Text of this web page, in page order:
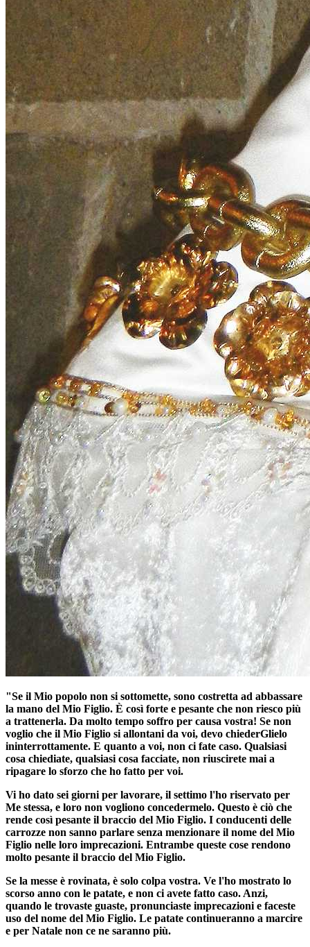
"Se il Mio popolo non si sottomette, sono costretta ad abbassare
la mano del Mio Figlio. È così forte e pesante che non riesco più
a trattenerla. Da molto tempo soffro per causa vostra! Se non
voglio che il Mio Figlio si allontani da voi, devo chiederGlielo
ininterrottamente. E quanto a voi, non ci fate caso. Qualsiasi
cosa chiediate, qualsiasi cosa facciate, non riuscirete mai a
ripagare lo sforzo che ho fatto per voi.
Vi ho dato sei giorni per lavorare, il settimo l'ho riservato per
Me stessa, e loro non vogliono concedermelo. Questo è ciò che
rende così pesante il braccio del Mio Figlio. I conducenti delle
carrozze non sanno parlare senza menzionare il nome del Mio
Figlio nelle loro imprecazioni. Entrambe queste cose rendono
molto pesante il braccio del Mio Figlio.
Se la messe è rovinata, è solo colpa vostra. Ve l'ho mostrato lo
scorso anno con le patate, e non ci avete fatto caso. Anzi,
quando le trovaste guaste, pronunciaste imprecazioni e faceste
uso del nome del Mio Figlio. Le patate continueranno a marcire
e per Natale non ce ne saranno più.